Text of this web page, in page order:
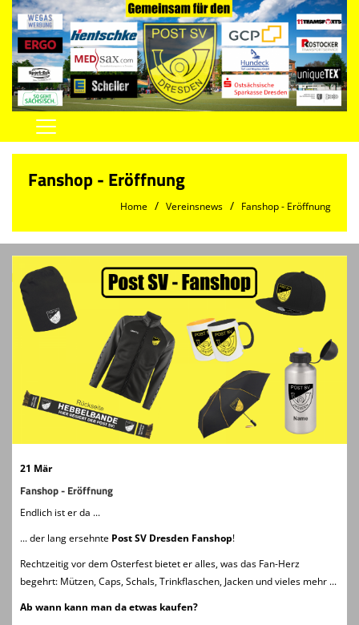
Home
Vereinsnews
Damen
Spielstätten
Clubkollektionen
Fanshop
Kontaktformular
Fanshop - Eröffnung
Home Vereinsnews Fanshop - Eröffnung
21 Mär
Fanshop - Eröffnung
Endlich ist er da ...
... der lang ersehnte Post SV Dresden Fanshop!
Rechtzeitig vor dem Osterfest bietet er alles, was das Fan-Herz
begehrt: Mützen, Caps, Schals, Trinkflaschen, Jacken und vieles mehr ...
Ab wann kann man da etwas kaufen?